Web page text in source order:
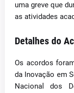
uma greve que
as atividades
Detalhes do
Os acordos
da Inovação em
Nacional dos